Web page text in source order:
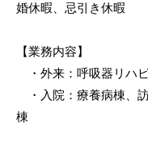
婚休暇、忌引き休暇
【業務内容】
・外来：呼吸器リハ
・入院：療養病棟、
棟